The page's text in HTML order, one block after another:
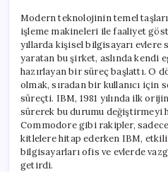
Modern teknolojinin temel
işleme makineleri ile faaliyet
yıllarda kişisel bilgisayarı evlere
yaratan bu şirket, aslında kendi
hazırlayan bir süreç başlattı. O
olmak, sıradan bir kullanıcı için
süreçti. IBM, 1981 yılında ilk
sürerek bu durumu değiştirmeyi
Commodore gibi rakipler,
kitlelere hitap ederken IBM,
bilgisayarları ofis ve evlerde
getirdi.